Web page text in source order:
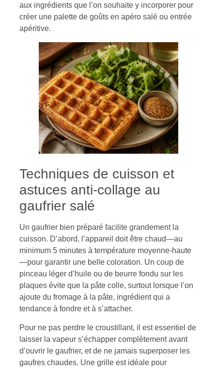
aux ingrédients que l’on souhaite y incorporer pour
créer une palette de goûts en apéro salé ou entrée
apéritive.
Techniques de cuisson et
astuces anti-collage au
gaufrier salé
Un gaufrier bien préparé facilite grandement la
cuisson. D’abord, l’appareil doit être chaud—au
minimum 5 minutes à température moyenne-haute
—pour garantir une belle coloration. Un coup de
pinceau léger d’huile ou de beurre fondu sur les
plaques évite que la pâte colle, surtout lorsque l’on
ajoute du fromage à la pâte, ingrédient qui a
tendance à fondre et à s’attacher.
Pour ne pas perdre le croustillant, il est essentiel de
laisser la vapeur s’échapper complètement avant
d’ouvrir le gaufrier, et de ne jamais superposer les
gaufres chaudes. Une grille est idéale pour